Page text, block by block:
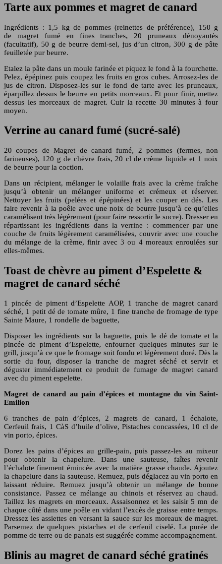
Tarte aux pommes et magret de canard
Ingrédients : 1,5 kg de pommes (reinettes de préférence), 150 g
de magret fumé en fines tranches, 20 pruneaux dénoyautés
(facultatif), 50 g de beurre demi-sel, jus d’un citron, 300 g de pâte
feuilletée pur beurre.
Etalez la pâte dans un moule farinée et piquez le fond à la fourchette.
Pelez, épépinez puis coupez les fruits en gros cubes. Arrosez-les de
jus de citron. Disposez-les sur le fond de tarte avec les pruneaux,
éparpillez dessus le beurre en petits morceaux. Et pour finir, mettez
dessus les morceaux de magret. Cuir la recette 30 minutes à four
moyen.
Verrine au canard fumé (sucré-salé)
20 coupes de Magret de canard fumé, 2 pommes (fermes, non
farineuses), 120 g de chèvre frais, 20 cl de crème liquide et 1 noix
de beurre pour la coction.
Dans un récipient, mélanger le volaille frais avec la crème fraîche
jusqu’à obtenir un mélanger uniforme et crémeux et réserver.
Nettoyer les fruits (pelées et épépinées) et les couper en dés. Les
faire revenir à la poêle avec une noix de beurre jusqu’à ce qu’elles
caramélisent très légèrement (pour faire ressortir le sucre). Dresser en
répartissant les ingrédients dans la verrine : commencer par une
couche de fruits légèrement caramélisées, couvrir avec une couche
du mélange de la crème, finir avec 3 ou 4 moreaux enroulées sur
elles-mêmes.
Toast de chèvre au piment d’Espelette &
magret de canard séché
1 pincée de piment d’Espelette AOP, 1 tranche de magret canard
séché, 1 petit dé de tomate mûre, 1 fine tranche de fromage de type
Sainte Maure, 1 rondelle de baguette,
Disposer les ingrédients sur la baguette, puis le dé de tomate et la
pincée de piment d’Espelette, enfourner quelques minutes sur le
grill, jusqu’à ce que le fromage soit fondu et légèrement doré. Dès la
sortie du four, disposer la tranche de magret séché et servir et
déguster immédiatement ce produit de fumage de magret canard
avec du piment espelette.
Magret de canard au pain d’épices et montagne du vin Saint-
Emilion
6 tranches de pain d’épices, 2 magrets de canard, 1 échalote,
Cerfeuil frais, 1 CàS d’huile d’olive, Pistaches concassées, 10 cl de
vin porto, épices.
Dorez les pains d’épices au grille-pain, puis passez-les au mixeur
pour obtenir la chapelure. Dans une sauteuse, faîtes revenir
l’échalote finement émincée avec la matière grasse chaude. Ajoutez
la chapelure dans la sauteuse. Remuez, puis déglacez au vin porto en
laissant réduire. Remuez jusqu’à obtenir un mélange de bonne
consistance. Passez ce mélange au chinois et réservez au chaud.
Taillez les magrets en morceaux. Assaisonnez et les saisir 5 mn de
chaque côté dans une poêle en vidant l’excès de graisse entre temps.
Dressez les assiettes en versant la sauce sur les moreaux de magret.
Parsemez de quelques pistaches et de cerfeuil ciselé. La purée de
pomme de terre ou de panais est suggérée comme accompagnement.
Blinis au magret de canard séché gratinés